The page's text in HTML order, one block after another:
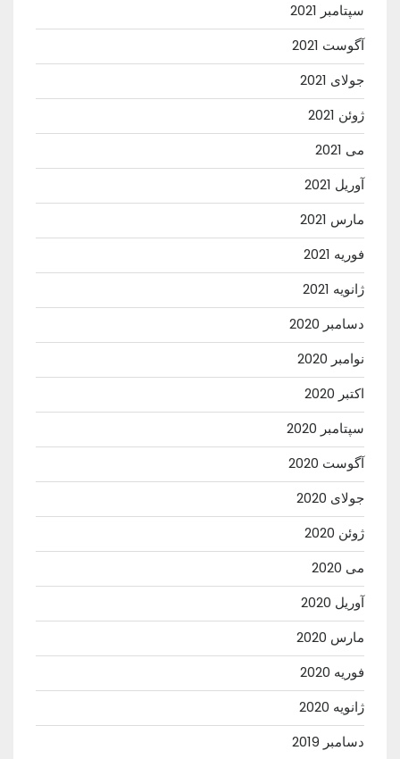
سپتامبر 2021
آگوست 2021
جولای 2021
ژوئن 2021
می 2021
آوریل 2021
مارس 2021
فوریه 2021
ژانویه 2021
دسامبر 2020
نوامبر 2020
اکتبر 2020
سپتامبر 2020
آگوست 2020
جولای 2020
ژوئن 2020
می 2020
آوریل 2020
مارس 2020
فوریه 2020
ژانویه 2020
دسامبر 2019